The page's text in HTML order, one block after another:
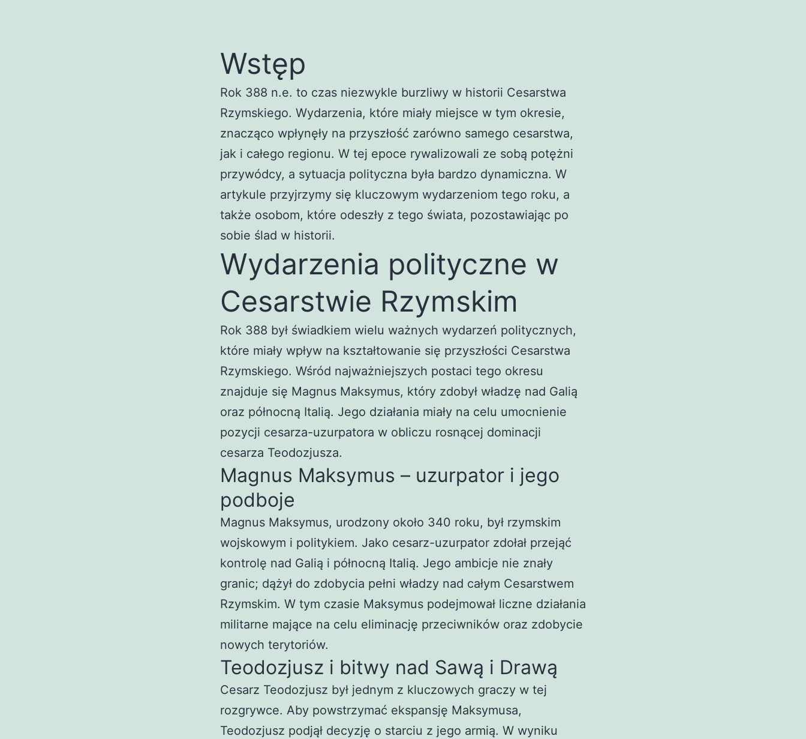
Wstęp
Rok 388 n.e. to czas niezwykle burzliwy w historii Cesarstwa
Rzymskiego. Wydarzenia, które miały miejsce w tym okresie,
znacząco wpłynęły na przyszłość zarówno samego cesarstwa,
jak i całego regionu. W tej epoce rywalizowali ze sobą potężni
przywódcy, a sytuacja polityczna była bardzo dynamiczna. W
artykule przyjrzymy się kluczowym wydarzeniom tego roku, a
także osobom, które odeszły z tego świata, pozostawiając po
sobie ślad w historii.
Wydarzenia polityczne w
Cesarstwie Rzymskim
Rok 388 był świadkiem wielu ważnych wydarzeń politycznych,
które miały wpływ na kształtowanie się przyszłości Cesarstwa
Rzymskiego. Wśród najważniejszych postaci tego okresu
znajduje się Magnus Maksymus, który zdobył władzę nad Galią
oraz północną Italią. Jego działania miały na celu umocnienie
pozycji cesarza-uzurpatora w obliczu rosnącej dominacji
cesarza Teodozjusza.
Magnus Maksymus – uzurpator i jego
podboje
Magnus Maksymus, urodzony około 340 roku, był rzymskim
wojskowym i politykiem. Jako cesarz-uzurpator zdołał przejąć
kontrolę nad Galią i północną Italią. Jego ambicje nie znały
granic; dążył do zdobycia pełni władzy nad całym Cesarstwem
Rzymskim. W tym czasie Maksymus podejmował liczne działania
militarne mające na celu eliminację przeciwników oraz zdobycie
nowych terytoriów.
Teodozjusz i bitwy nad Sawą i Drawą
Cesarz Teodozjusz był jednym z kluczowych graczy w tej
rozgrywce. Aby powstrzymać ekspansję Maksymusa,
Teodozjusz podjął decyzję o starciu z jego armią. W wyniku